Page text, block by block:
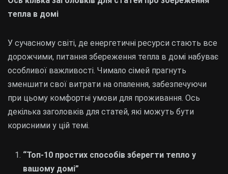
тепла в домі
У сучасному світі, де енергетичні ресурси стають все
дорожчими, питання збереження тепла в домі набуває
особливої важливості. Чимало сімей прагнуть
зменшити свої витрати на опалення, забезпечуючи
при цьому комфортні умови для проживання. Ось
декілька заголовків для статей, які можуть бути
корисними у цій темі.
“Топ-10 простих способів зберегти тепло у
вашому домі”